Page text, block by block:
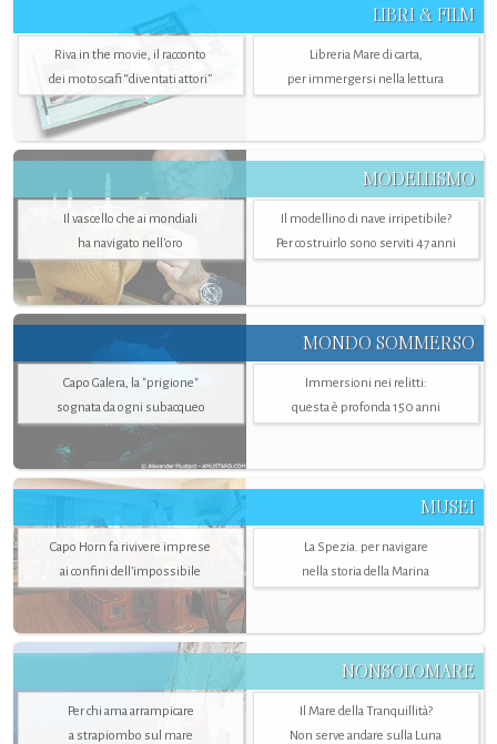
LIBRI & FILM
Riva in the movie, il racconto
dei motoscafi “diventati attori”
Libreria Mare di carta,
per immergersi nella lettura
MODELLISMO
Il vascello che ai mondiali
ha navigato nell’oro
Il modellino di nave irripetibile?
Per costruirlo sono serviti 47 anni
MONDO SOMMERSO
Capo Galera, la "prigione"
sognata da ogni subacqueo
Immersioni nei relitti:
questa è profonda 150 anni
MUSEI
Capo Horn fa rivivere imprese
ai confini dell’impossibile
La Spezia. per navigare
nella storia della Marina
NONSOLOMARE
Per chi ama arrampicare
a strapiombo sul mare
Il Mare della Tranquillità?
Non serve andare sulla Luna